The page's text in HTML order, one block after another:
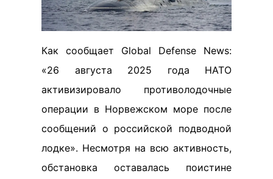
Как сообщает Global Defense News:
«26 августа 2025 года НАТО
активизировало противолодочные
операции в Норвежском море после
сообщений о российской подводной
лодке». Несмотря на всю активность,
обстановка оставалась поистине